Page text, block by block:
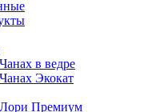
в ведре
Экокат
Премиум